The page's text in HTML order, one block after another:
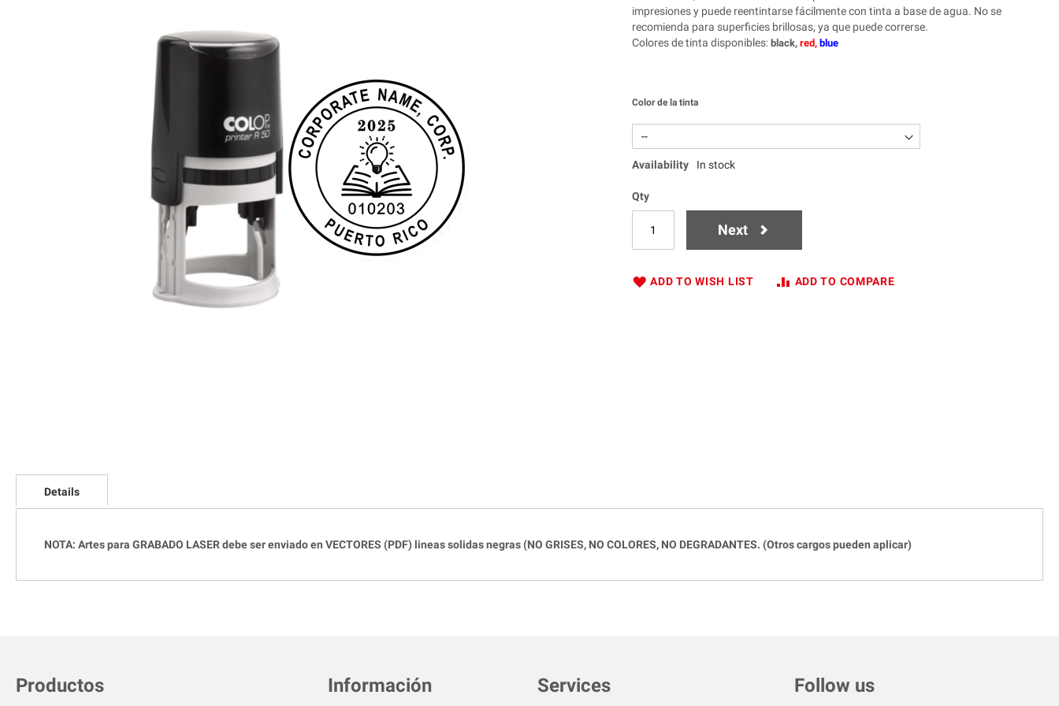
to
beginning
impresiones y puede reentintarse fácilmente con tinta a base de agua. No se
recomienda para superficies brillosas, ya que puede correrse.
Colores de tinta disponibles: black,red, blue
Color de la tinta
Availability In stock
Qty
Next
ADD TO WISH LIST ADD TO COMPARE
Details
NOTA: Artes para GRABADO LASER debe ser enviado en VECTORES (PDF) lineas solidas negras (NO GRISES, NO COLORES, NO DEGRADANTES. (Otros cargos pueden aplicar)
Productos Información Services Follow us